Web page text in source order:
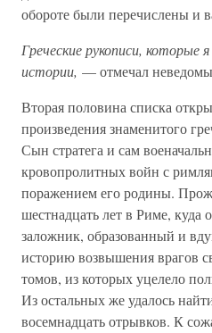
обороте были перечислены и
Греческие рукописи, которые
истории, — отмечал
Вторая половина списка
произведения знаменитого
Сын стратега и сам
кровопролитных войн с
поражением его родины.
шестнадцать лет в Риме, куда
заложник, образованный и
историю возвышения врагов
томов, из которых уцелело
Из остальных же удалось
восемнадцать отрывков. К